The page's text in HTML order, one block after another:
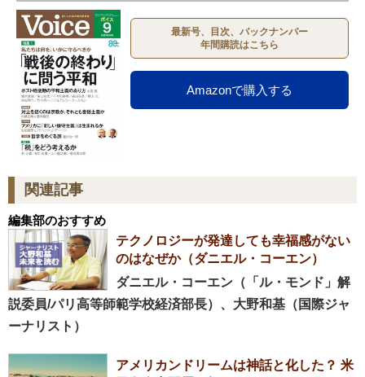
最新号、目次、バックナンバー
年間購読はこちら
Amazonで購入する
関連記事
編集部のおすすめ
テクノロジーが発達しても幸福感がない
のはなぜか（ダニエル・コーエン）
ダニエル・コーエン（「ル・モンド」解
説委員/パリ高等師範学校経済部長）、大野和基（国際ジャ
ーナリスト）
アメリカンドリームは神話と化した？ 米